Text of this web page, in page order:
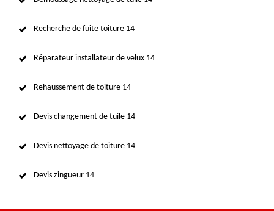
Recherche de fuite toiture 14
Réparateur installateur de velux 14
Rehaussement de toiture 14
Devis changement de tuile 14
Devis nettoyage de toiture 14
Devis zingueur 14